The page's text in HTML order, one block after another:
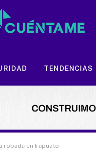
TENDENCIAS
robada en Irapuato